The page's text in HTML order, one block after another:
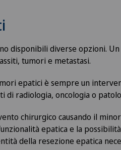
disponibili diverse opzioni.
tumori e metastasi.
epatici è sempre un
di radiologia, oncologia o
chirurgico causando il
epatica e la
della resezione epatica